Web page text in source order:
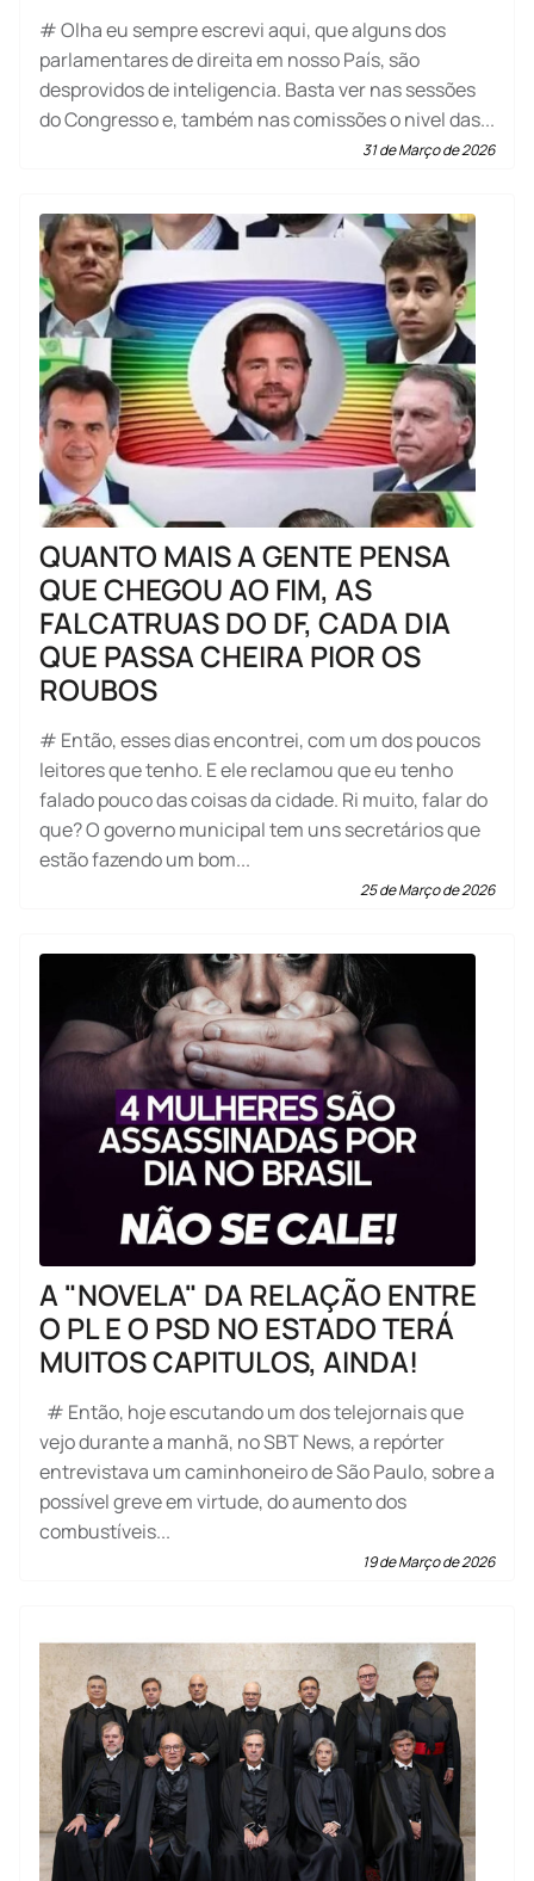
# Olha eu sempre escrevi aqui, que alguns dos
parlamentares de direita em nosso País, são
desprovidos de inteligencia. Basta ver nas sessões
do Congresso e, também nas comissões o nivel das...
31 de Março de 2026
QUANTO MAIS A GENTE PENSA
QUE CHEGOU AO FIM, AS
FALCATRUAS DO DF, CADA DIA
QUE PASSA CHEIRA PIOR OS
ROUBOS
# Então, esses dias encontrei, com um dos poucos
leitores que tenho. E ele reclamou que eu tenho
falado pouco das coisas da cidade. Ri muito, falar do
que? O governo municipal tem uns secretários que
estão fazendo um bom...
25 de Março de 2026
A "NOVELA" DA RELAÇÃO ENTRE
O PL E O PSD NO ESTADO TERÁ
MUITOS CAPITULOS, AINDA!
# Então, hoje escutando um dos telejornais que
vejo durante a manhã, no SBT News, a repórter
entrevistava um caminhoneiro de São Paulo, sobre a
possível greve em virtude, do aumento dos
combustíveis...
19 de Março de 2026